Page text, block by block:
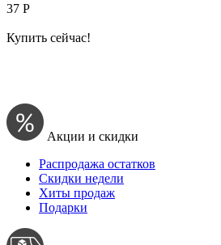
37 Р
Купить сейчас!
Акции и скидки
Распродажа остатков
Скидки недели
Хиты продаж
Подарки